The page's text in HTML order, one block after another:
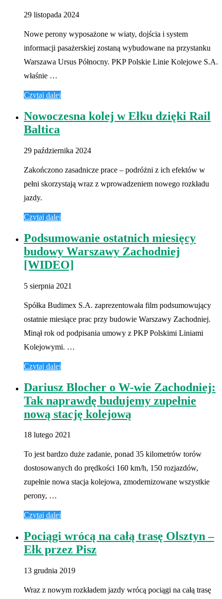
29 listopada 2024
Nowe perony wyposażone w wiaty, dojścia i system
informacji pasażerskiej zostaną wybudowane na przystanku
Warszawa Ursus Północny. PKP Polskie Linie Kolejowe S.A.
właśnie …
Czytaj dalej
Nowoczesna kolej w Ełku dzięki Rail
Baltica
29 października 2024
Zakończono zasadnicze prace – podróżni z ich efektów w
pełni skorzystają wraz z wprowadzeniem nowego rozkładu
jazdy.
Czytaj dalej
Podsumowanie ostatnich miesięcy
budowy Warszawy Zachodniej
[WIDEO]
5 sierpnia 2021
Spółka Budimex S.A. zaprezentowała film podsumowujący
ostatnie miesiące prac przy budowie Warszawy Zachodniej.
Minął rok od podpisania umowy z PKP Polskimi Liniami
Kolejowymi. …
Czytaj dalej
Dariusz Blocher o W-wie Zachodniej:
Tak naprawdę budujemy zupełnie
nową stację kolejową
18 lutego 2021
To jest bardzo duże zadanie, ponad 35 kilometrów torów
dostosowanych do prędkości 160 km/h, 150 rozjazdów,
zupełnie nowa stacja kolejowa, zmodernizowane wszystkie
perony, …
Czytaj dalej
Pociągi wrócą na całą trasę Olsztyn –
Ełk przez Pisz
13 grudnia 2019
Wraz z nowym rozkładem jazdy wrócą pociągi na całą trasę